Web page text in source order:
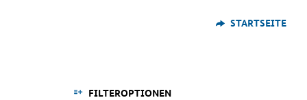
STARTSEITE
FILTEROPTIONEN